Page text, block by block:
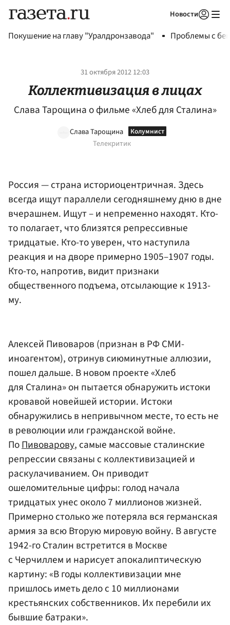
Новости
Покушение на главу "Уралдронзавода" Проблемы с
31 октября 2012 12:03
Коллективизация в лицах
Слава Тарощина о фильме «Хлеб для Сталина»
Слава Тарощина
Телекритик
Россия — страна историоцентричная. Здесь
всегда ищут параллели сегодняшнему дню в дне
вчерашнем. Ищут – и непременно находят. Кто-
то полагает, что близятся репрессивные
тридцатые. Кто-то уверен, что наступила
реакция и на дворе примерно 1905–1907 годы.
Кто-то, напротив, видит признаки
общественного подъема, отсылающие к 1913-
му.
Алексей Пивоваров (признан в РФ СМИ-
иноагентом), отринув сиюминутные аллюзии,
пошел дальше. В новом проекте «Хлеб
для Сталина» он пытается обнаружить истоки
кровавой новейшей истории. Истоки
обнаружились в непривычном месте, то есть не
в революции или гражданской войне.
ПоПивоварову, самые массовые сталинские
репрессии связаны с коллективизацией и
раскулачиванием. Он приводит
ошеломительные цифры: голод начала
тридцатых унес около 7 миллионов жизней.
Примерно столько же потеряла вся германская
армия за всю Вторую мировую войну. В августе
1942-го Сталин встретится в Москве
с Черчиллем и нарисует апокалиптическую
картину: «В годы коллективизации мне
пришлось иметь дело с 10 миллионами
крестьянских собственников. Их перебили их
бывшие батраки».